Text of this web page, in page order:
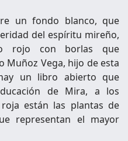
un fondo blanco, que
del espíritu mireño,
rojo con borlas que
Muñoz Vega, hijo de esta
un libro abierto que
de Mira, a los
están las plantas de
representan el mayor